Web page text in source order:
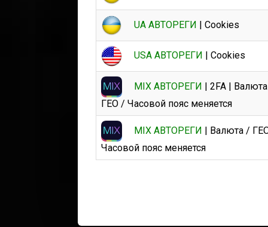
UA АВТОРЕГИ | Cookies
USA АВТОРЕГИ | Cookies
MIX АВТОРЕГИ | 2FA |
ГЕО / Часовой пояс меняется
MIX АВТОРЕГИ | Валюта /
Часовой пояс меняется